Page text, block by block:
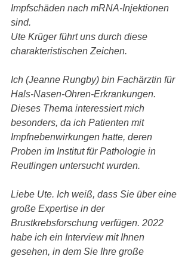
Impfschäden nach mRNA-Injektionen
sind.
Ute Krüger führt uns durch diese
charakteristischen Zeichen.
Ich (Jeanne Rungby) bin Fachärztin für
Hals-Nasen-Ohren-Erkrankungen.
Dieses Thema interessiert mich
besonders, da ich Patienten mit
Impfnebenwirkungen hatte, deren
Proben im Institut für Pathologie in
Reutlingen untersucht wurden.
Liebe Ute. Ich weiß, dass Sie über eine
große Expertise in der
Brustkrebsforschung verfügen. 2022
habe ich ein Interview mit Ihnen
gesehen, in dem Sie Ihre große